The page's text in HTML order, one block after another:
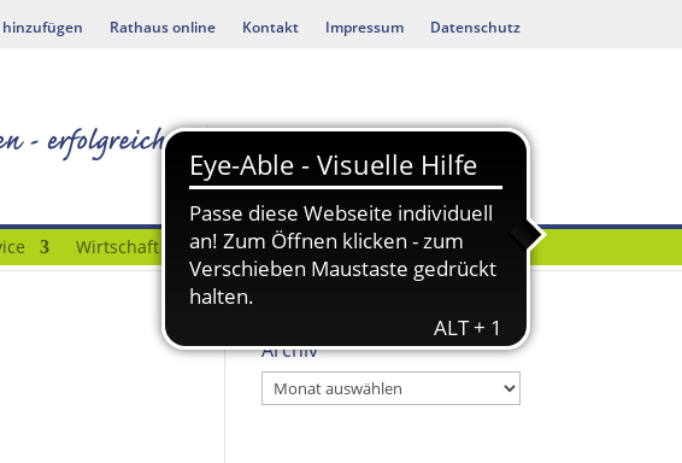
Rathaus online Kontakt Impressum Datenschutz
Wirtschaft Bauen & Umwelt
Archiv
Archiv